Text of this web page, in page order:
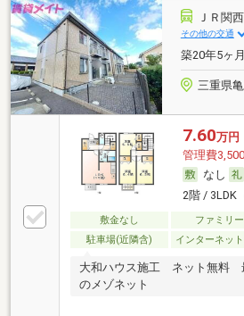
ＪＲ関
その他の交通
築20年5ヶ
三重県
7.60万円
管理費
なし
2階 / 3LDK
敷金なし ファミリー
駐車場(近隣含)
インターネッ
大和ハウス施工 ネット無料
のメゾネット